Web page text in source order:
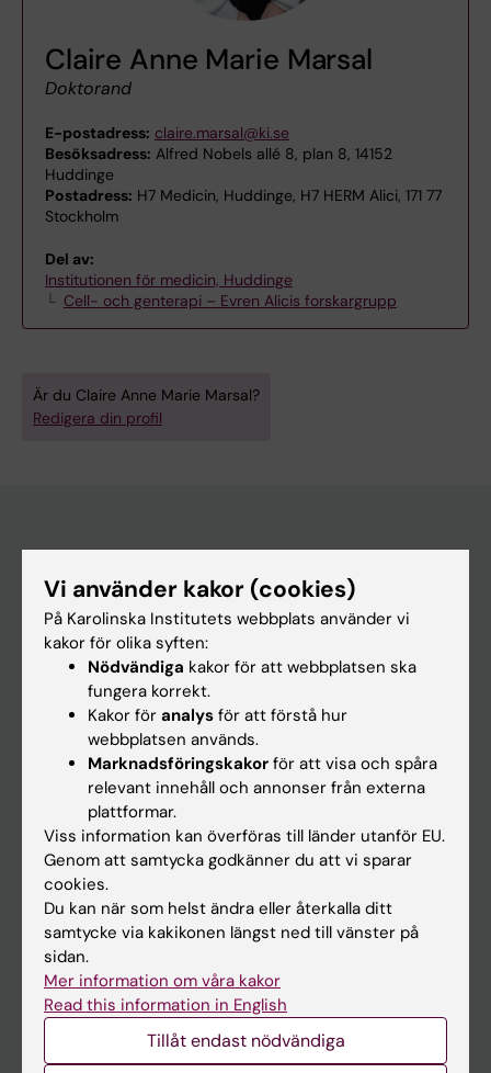
Claire Anne Marie Marsal
Doktorand
E-postadress: claire.marsal@ki.se
Besöksadress: Alfred Nobels allé 8, plan 8, 14152
Huddinge
Postadress: H7 Medicin, Huddinge, H7 HERM Alici, 171 77
Stockholm
Del av:
Institutionen för medicin, Huddinge
Cell- och genterapi – Evren Alicis forskargrupp
Är du Claire Anne Marie Marsal?
Redigera din profil
Utbildning
Forskarutbildning
Forskning
Kalender
Student
Ladok
Canvas
Schema
Studentmejlen
Vi använder kakor (cookies)
På Karolinska Institutets webbplats använder vi
kakor för olika syften:
Nödvändiga kakor för att webbplatsen ska
fungera korrekt.
Kakor för analys för att förstå hur
webbplatsen används.
Marknadsföringskakor för att visa och spåra
relevant innehåll och annonser från externa
plattformar.
Viss information kan överföras till länder utanför EU.
Genom att samtycka godkänner du att vi sparar
cookies.
Du kan när som helst ändra eller återkalla ditt
samtycke via kakikonen längst ned till vänster på
sidan.
Mer information om våra kakor
Read this information in English
Tillåt endast nödvändiga